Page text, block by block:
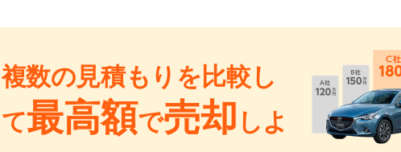
複数の見積もりを比較し
て最高額で売却 しよ